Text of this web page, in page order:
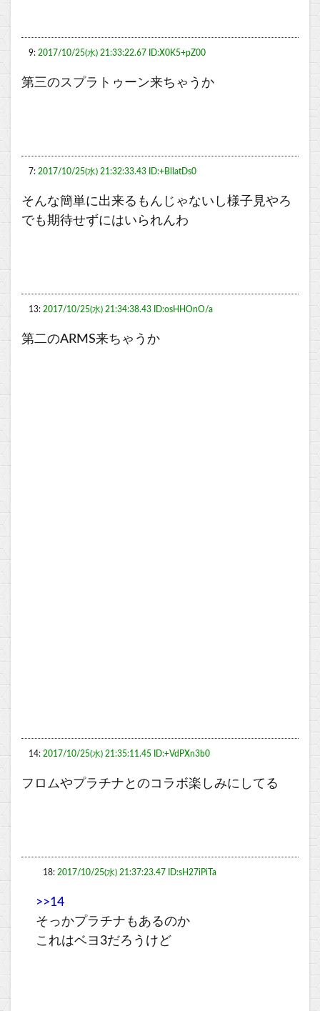
9: 2017/10/25(水) 21:33:22.67 ID:X0K5+pZ00
第三のスプラトゥーン来ちゃうか
7: 2017/10/25(水) 21:32:33.43 ID:+BllatDs0
そんな簡単に出来るもんじゃないし様子見やろ
でも期待せずにはいられんわ
13: 2017/10/25(水) 21:34:38.43 ID:osHHOnO/a
第二のARMS来ちゃうか
14: 2017/10/25(水) 21:35:11.45 ID:+VdPXn3b0
フロムやプラチナとのコラボ楽しみにしてる
18: 2017/10/25(水) 21:37:23.47 ID:sH27iPiTa
>>14
そっかプラチナもあるのか
これはベヨ3だろうけど